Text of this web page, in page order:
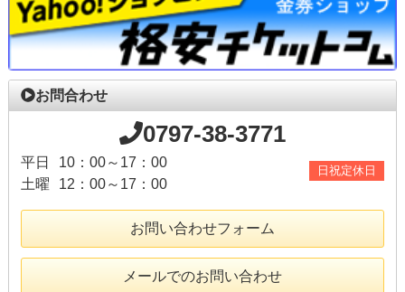
お問合わせ
0797-38-3771
平日
10：00～17：00
土曜
12：00～17：00
日祝定休日
お問い合わせフォーム
メールでのお問い合わせ